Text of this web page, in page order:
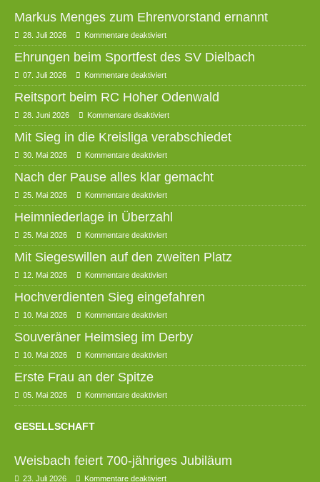
Markus Menges zum Ehrenvorstand ernannt
28. Juli 2026 Kommentare deaktiviert
Ehrungen beim Sportfest des SV Dielbach
07. Juli 2026 Kommentare deaktiviert
Reitsport beim RC Hoher Odenwald
28. Juni 2026 Kommentare deaktiviert
Mit Sieg in die Kreisliga verabschiedet
30. Mai 2026 Kommentare deaktiviert
Nach der Pause alles klar gemacht
25. Mai 2026 Kommentare deaktiviert
Heimniederlage in Überzahl
25. Mai 2026 Kommentare deaktiviert
Mit Siegeswillen auf den zweiten Platz
12. Mai 2026 Kommentare deaktiviert
Hochverdienten Sieg eingefahren
10. Mai 2026 Kommentare deaktiviert
Souveräner Heimsieg im Derby
10. Mai 2026 Kommentare deaktiviert
Erste Frau an der Spitze
05. Mai 2026 Kommentare deaktiviert
GESELLSCHAFT
Weisbach feiert 700-jähriges Jubiläum
23. Juli 2026 Kommentare deaktiviert